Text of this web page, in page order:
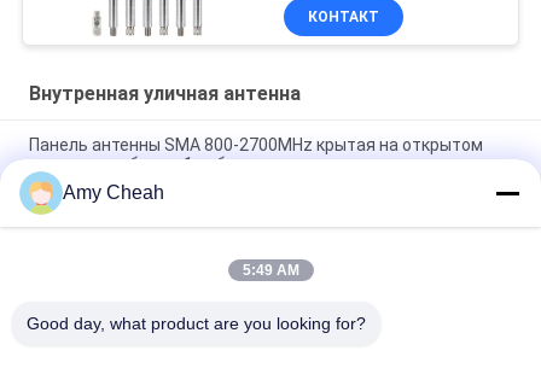
КОНТАКТ
Внутренная уличная антенна
Панель антенны SMA 800-2700MHz крытая на открытом
воздухе с кабелем 1m, белым
Наивысшая мощность 50W антенна 800-2500MHZ 9DBi
крытая/на открытом воздухе панели, белизна
800-2500 МГц Внутренняя потолочная антенна 5DBi
Amy Cheah
5:49 AM
Good day, what product are you looking for?